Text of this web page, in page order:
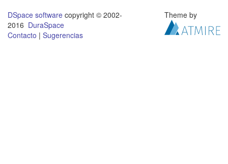
DSpace software copyright © 2002-
2016 DuraSpace
Contacto | Sugerencias
Theme by